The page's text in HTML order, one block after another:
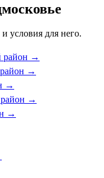
условия для него.
район →
→
→
→
→